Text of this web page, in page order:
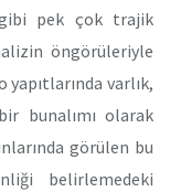
pek çok trajik
öngörüleriyle
yapıtlarında varlık,
bunalımı olarak
görülen bu
belirlemedeki